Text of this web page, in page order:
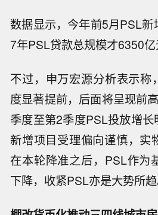
数据显示，今年前5月PSL
7年PSL贷款总规模才6350亿
不过，申万宏源分析表示称
度显著提前，后面将呈现前
季度至第2季度PSL投放增
新增项目受理偏向谨慎，实
在本轮降准之后，PSL作为
下降，收紧PSL亦是大势所趋